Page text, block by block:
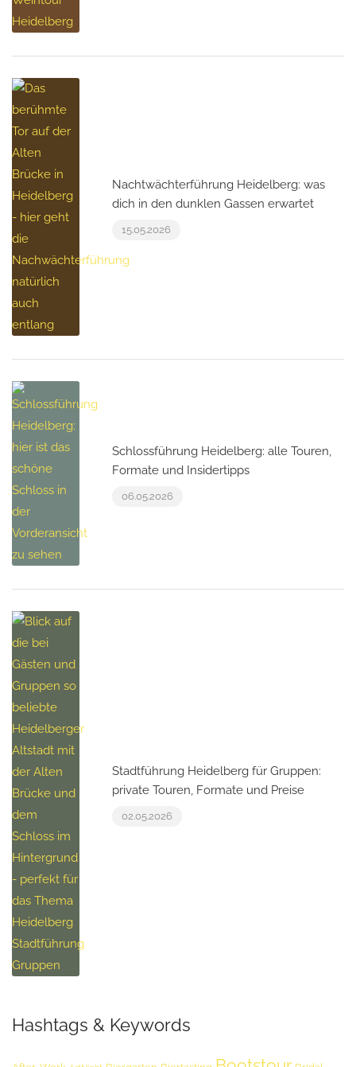
Nachtwächterführung Heidelberg: was
dich in den dunklen Gassen erwartet
15.05.2026
Schlossführung Heidelberg: alle Touren,
Formate und Insidertipps
06.05.2026
Stadtführung Heidelberg für Gruppen:
private Touren, Formate und Preise
02.05.2026
Hashtags & Keywords